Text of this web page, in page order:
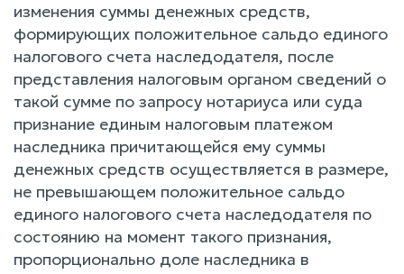
изменения суммы денежных средств,
формирующих положительное сальдо единого
налогового счета наследодателя, после
представления налоговым органом сведений о
такой сумме по запросу нотариуса или суда
признание единым налоговым платежом
наследника причитающейся ему суммы
денежных средств осуществляется в размере,
не превышающем положительное сальдо
единого налогового счета наследодателя по
состоянию на момент такого признания,
пропорционально доле наследника в